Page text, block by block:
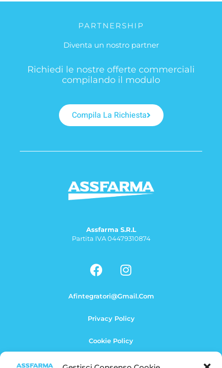
PARTNERSHIP
Diventa un nostro partner
Richiedi le nostre offerte commerciali
compilando il modulo
Compila La Richiesta
Assfarma S.r.l
Partita IVA 04479310874
F
a
e
b
o
o
k
I
n
t
a
g
r
a
m
Afintegratori@gmail.com
Privacy Policy
Cookie Policy
Termini E Condizioni